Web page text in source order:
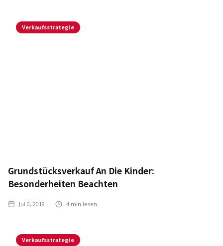
Verkaufsstrategie
Grundstücksverkauf An Die Kinder:
Besonderheiten Beachten
Jul 2, 2019 4 min lesen
Verkaufsstrategie